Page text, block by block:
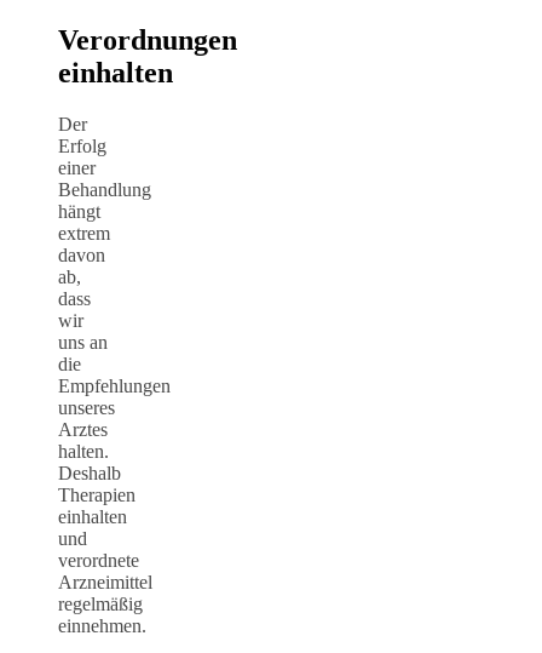
Verordnungen
einhalten
Der
Erfolg
einer
Behandlung
hängt
extrem
davon
ab,
dass
wir
uns an
die
Empfehlungen
unseres
Arztes
halten.
Deshalb
Therapien
einhalten
und
verordnete
Arzneimittel
regelmäßig
einnehmen.